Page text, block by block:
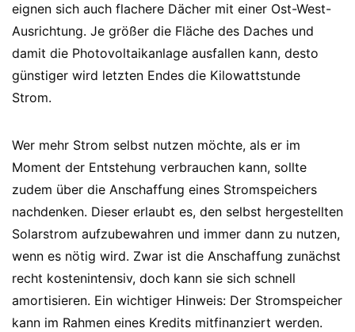
eignen sich auch flachere Dächer mit einer Ost-West-
Ausrichtung. Je größer die Fläche des Daches und
damit die Photovoltaikanlage ausfallen kann, desto
günstiger wird letzten Endes die Kilowattstunde
Strom.
Wer mehr Strom selbst nutzen möchte, als er im
Moment der Entstehung verbrauchen kann, sollte
zudem über die Anschaffung eines Stromspeichers
nachdenken. Dieser erlaubt es, den selbst hergestellten
Solarstrom aufzubewahren und immer dann zu nutzen,
wenn es nötig wird. Zwar ist die Anschaffung zunächst
recht kostenintensiv, doch kann sie sich schnell
amortisieren. Ein wichtiger Hinweis: Der Stromspeicher
kann im Rahmen eines Kredits mitfinanziert werden.